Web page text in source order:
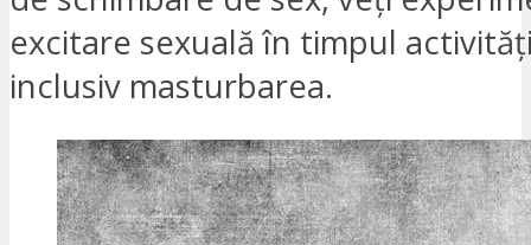
excitare sexuală în timpul
inclusiv masturbarea.